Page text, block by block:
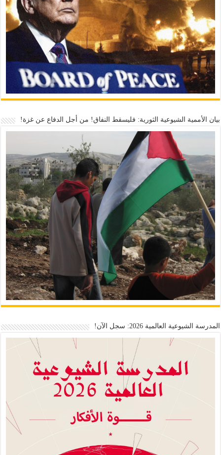
بيان الأممية الشيوعية الثورية: فليسقط النفاق! من أجل الدفاع عن غزة!
المدرسة الشيوعية العالمية 2026: سجل الآن!